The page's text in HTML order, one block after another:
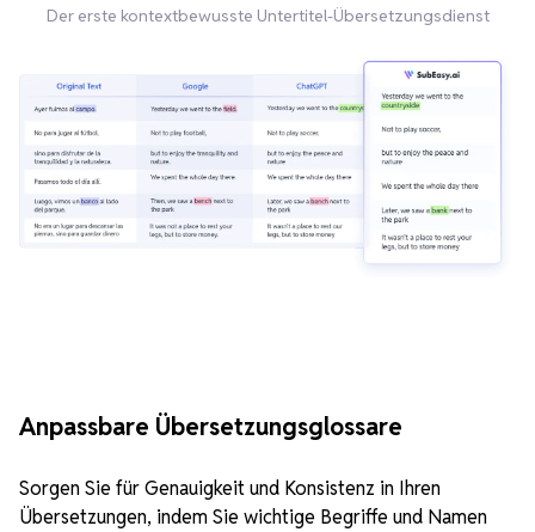
Der erste kontextbewusste Untertitel-Übersetzungsdienst
Anpassbare Übersetzungsglossare
Sorgen Sie für Genauigkeit und Konsistenz in Ihren
Übersetzungen, indem Sie wichtige Begriffe und Namen